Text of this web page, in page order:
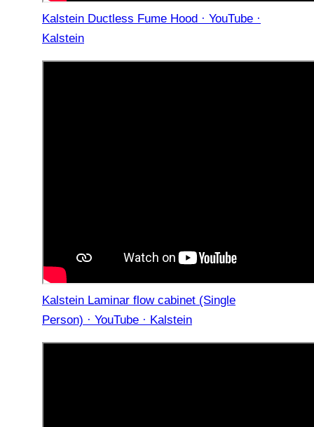
Kalstein Ductless Fume Hood · YouTube ·
Kalstein
Kalstein Laminar flow cabinet (Single
Person) · YouTube · Kalstein